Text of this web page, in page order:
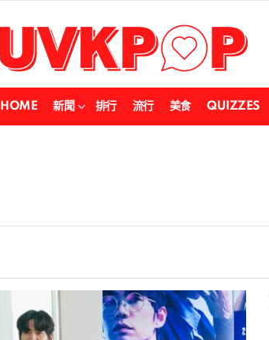
HOME 新聞 排行 流行 美食 QUIZZES